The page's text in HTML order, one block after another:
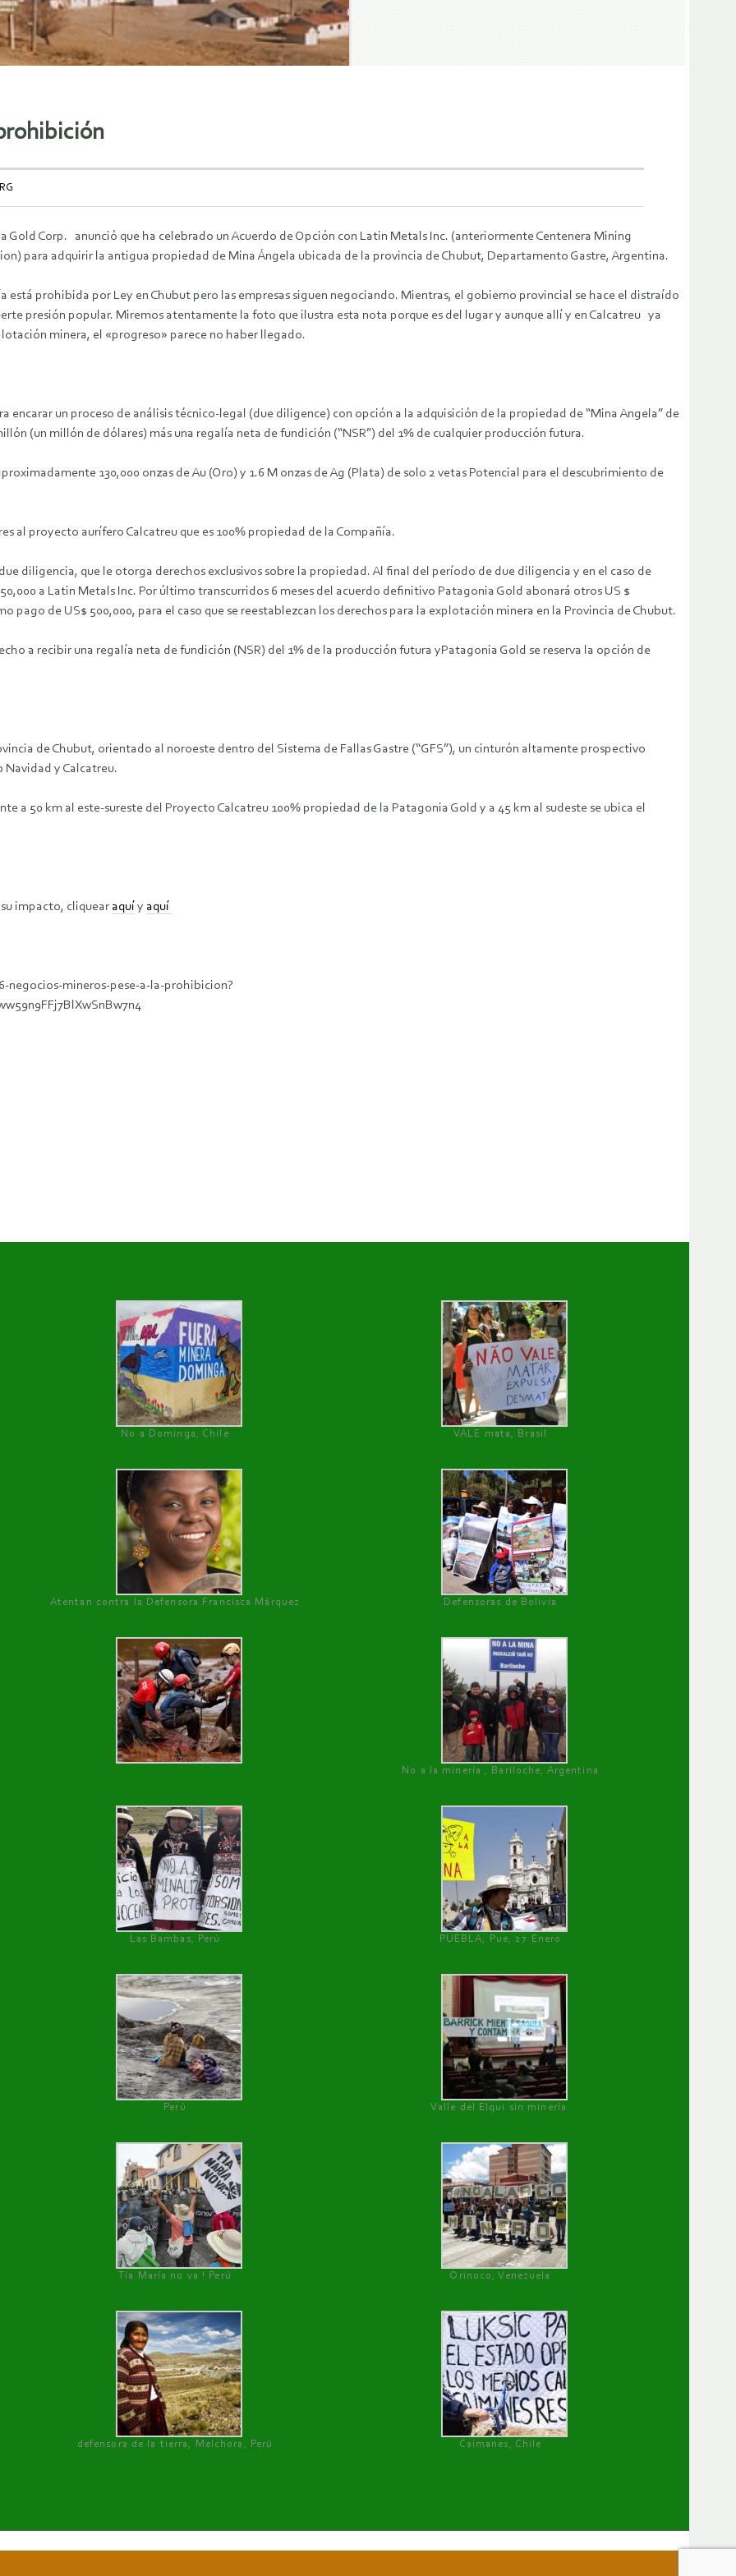
Gold Corp. anunció que ha celebrado un Acuerdo de Opción con Latin Metals Inc. (anteriormente Centenera Mining
para adquirir la antigua propiedad de Mina Ángela ubicada de la provincia de Chubut, Departamento Gastre, Argentina.
está prohibida por Ley en Chubut pero las empresas siguen negociando. Mientras, el gobierno provincial se hace el distraído
presión popular. Miremos atentamente la foto que ilustra esta nota porque es del lugar y aunque allí y en Calcatreu ya
minera, el «progreso» parece no haber llegado.
encarar un proceso de análisis técnico‐legal (due diligence) con opción a la adquisición de la propiedad de “Mina Angela” de
(un millón de dólares) más una regalía neta de fundición (“NSR”) del 1% de cualquier producción futura.
130,000 onzas de Au (Oro) y 1.6 M onzas de Ag (Plata) de solo 2 vetas Potencial para el descubrimiento de
al proyecto aurífero Calcatreu que es 100% propiedad de la Compañía.
diligencia, que le otorga derechos exclusivos sobre la propiedad. Al final del período de due diligencia y en el caso de
a Latin Metals Inc. Por último transcurridos 6 meses del acuerdo definitivo Patagonia Gold abonará otros US $
pago de US$ 500,000, para el caso que se reestablezcan los derechos para la explotación minera en la Provincia de Chubut.
a recibir una regalía neta de fundición (NSR) del 1% de la producción futura yPatagonia Gold se reserva la opción de
de Chubut, orientado al noroeste dentro del Sistema de Fallas Gastre (“GFS”), un cinturón altamente prospectivo
y Calcatreu.
a 50 km al este‐sureste del Proyecto Calcatreu 100% propiedad de la Patagonia Gold y a 45 km al sudeste se ubica el
impacto, cliquear aquí y aquí
negocios-mineros-pese-a-la-prohibicion?
No a Dominga, Chile
VALE mata, Brasil
Atentan contra la Defensora Francisca Márquez Defensoras de Bolivia
No a la minería , Bariloche, Argentina
Las Bambas, Perú PUEBLA, Pue, 27 Enero
Perú Valle del Elqui sin minería.
Tía María no va ! Perú Orinoco, Venezuela
defensora de la tierra, Melchora, Perú Caimanes, Chile